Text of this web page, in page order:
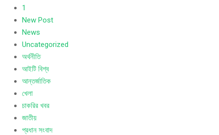
1
New Post
News
Uncategorized
অর্থনীতি
আইটি বিশ্ব
আন্তর্জাতিক
খেলা
চাকরির খবর
জাতীয়
প্রধান সংবাদ